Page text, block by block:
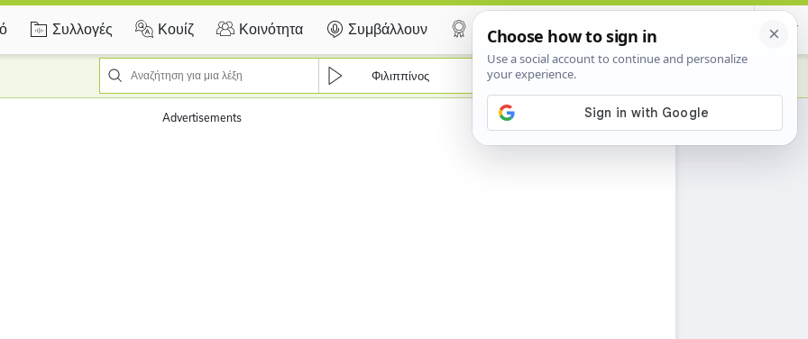
Συλλογές Κουίζ Κοινότητα Συμβάλλουν Certificate
Φιλιππίνος
Advertisements